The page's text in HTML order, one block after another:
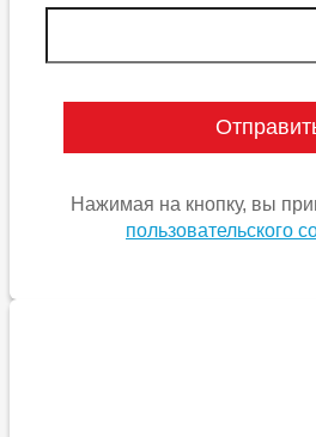
Нажимая на кнопку, вы
пользовательского